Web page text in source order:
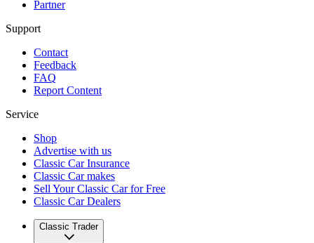
Partner
Support
Contact
Feedback
FAQ
Report Content
Service
Shop
Advertise with us
Classic Car Insurance
Classic Car makes
Sell Your Classic Car for Free
Classic Car Dealers
Classic Trader